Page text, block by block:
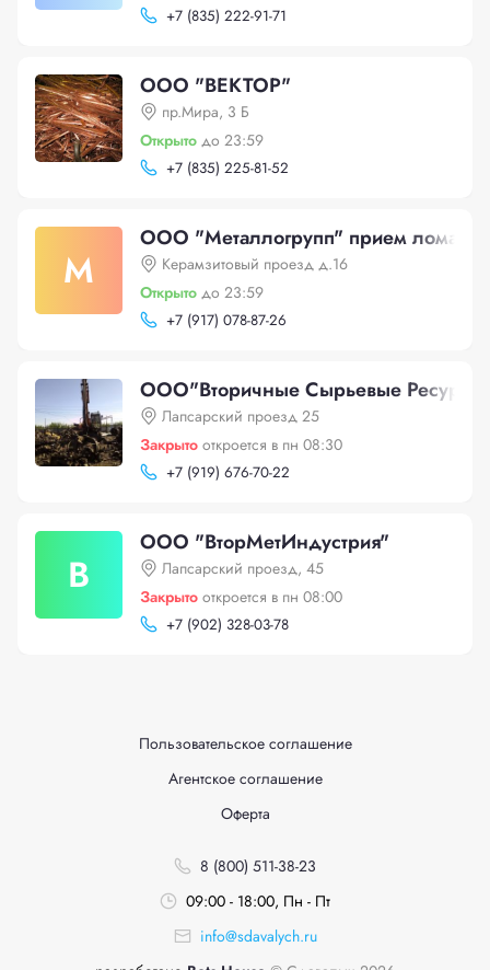
+7 (835) 222-91-71
ООО "ВЕКТОР"
пр.Мира, 3 Б
Открыто до 23:59
+7 (835) 225-81-52
М
ООО "Металлогрупп" прием лома
Керамзитовый проезд д.16
Открыто до 23:59
+7 (917) 078-87-26
ООО"Вторичные Сырьевые
Лапсарский проезд 25
Закрыто откроется в пн 08:30
+7 (919) 676-70-22
В
ООО "ВторМетИндустрия"
Лапсарский проезд, 45
Закрыто откроется в пн 08:00
+7 (902) 328-03-78
Пользовательское соглашение
Агентское соглашение
Оферта
8 (800) 511-38-23
09:00 - 18:00, Пн - Пт
info@sdavalych.ru